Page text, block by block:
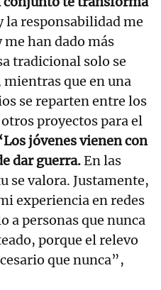
la responsabilidad me
han dado más
tradicional solo se
que en una
se reparten entre los
proyectos para el
jóvenes vienen con
dar guerra.En las
se valora. Justamente,
experiencia en redes
a personas que nunca
porque el relevo
que nunca”,